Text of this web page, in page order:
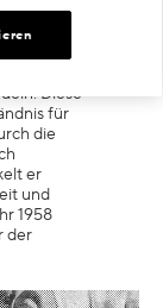
seine
Diese
für
die
er
und
1958
der